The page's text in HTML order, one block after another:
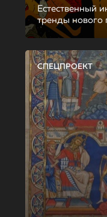
Естественный
тренды нового
СПЕЦПРОЕКТ